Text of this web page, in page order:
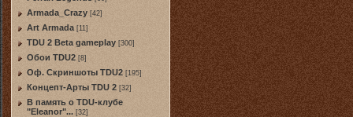
Armada_Crazy [42]
Art Armada [11]
TDU 2 Beta gameplay [300]
Обои TDU2 [8]
Оф. Скриншоты TDU2 [195]
Концепт-Арты TDU 2 [32]
В память о TDU-клубе
"Eleanor"... [32]